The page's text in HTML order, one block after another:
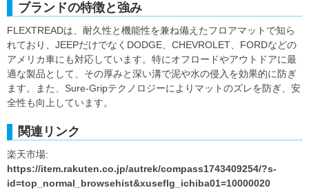
ブランドの特徴と強み
FLEXTREADは、耐久性と機能性を兼ね備えたフロアマットで知ら
れており、JEEPだけでなくDODGE、CHEVROLET、FORDなどの
アメリカ車にも対応しています。特にオフロードやアウトドアに最
適な製品として、その厚みと深い溝で泥や水の侵入を効果的に防ぎ
ます。また、Sure-Gripテクノロジーによりマットのズレを防ぎ、安
全性も向上しています。
関連リンク
楽天市場:
https://item.rakuten.co.jp/autrek/compass1743409254/?s-
id=top_normal_browsehist&xuseflg_ichiba01=10000020